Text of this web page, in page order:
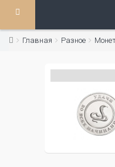
Главная Разное